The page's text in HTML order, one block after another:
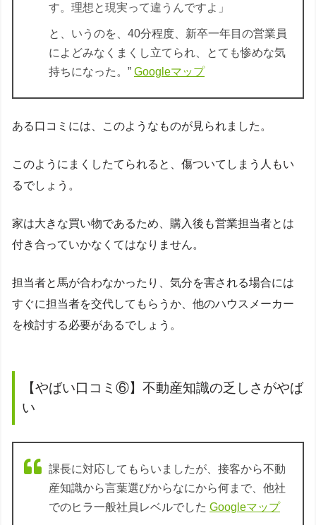
す。理想と現実って違うんですよ」
と、いうのを、40分程度、新卒一年目の営業員
によどみなくまくし立てられ、とても惨めな気
持ちになった。” Googleマップ
ある口コミには、このようなものが見られました。
このようにまくしたてられると、傷ついてしまう人もい
るでしょう。
家は大きな買い物であるため、購入後も営業担当者とは
付き合っていかなくてはなりません。
担当者と馬が合わなかったり、気分を害される場合には
すぐに担当者を交代してもらうか、他のハウスメーカー
を検討する必要があるでしょう。
【やばい口コミ⑥】不動産知識の乏しさがやば
い
課長に対応してもらいましたが、接客から不動
産知識から言葉選びからなにから何まで、他社
でのヒラ一般社員レベルでした Googleマップ